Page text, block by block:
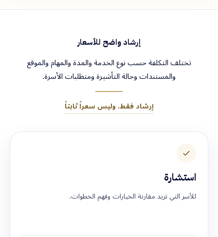
إرشاد واضح للأسعار
تختلف التكلفة حسب نوع الخدمة والمدة والمهام والموقع
والمستندات وحالة التأشيرة ومتطلبات الأسرة.
إرشاد فقط، وليس سعراً ثابتاً
استشارة
للأسر التي تريد مقارنة الخيارات وفهم الخطوات.